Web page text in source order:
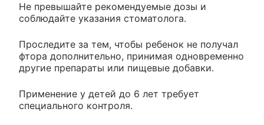
Не превышайте рекомендуемые дозы и
соблюдайте указания стоматолога.
Проследите за тем, чтобы ребенок не получал
фтора дополнительно, принимая одновременно
другие препараты или пищевые добавки.
Применение у детей до 6 лет требует
специального контроля.